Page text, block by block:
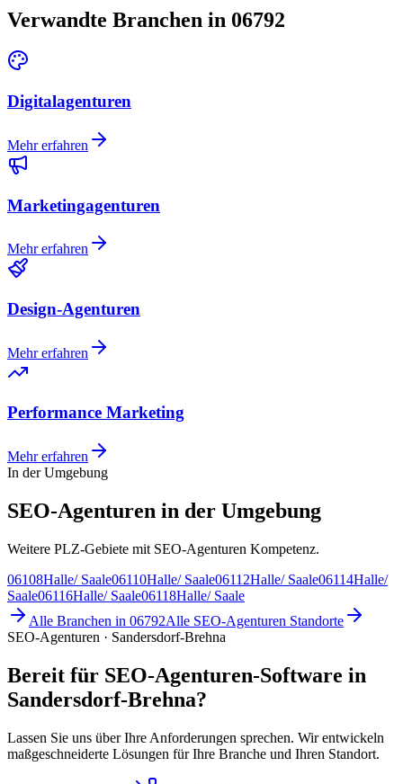
Verwandte Branchen in 06792
Digitalagenturen
Mehr erfahren
Marketingagenturen
Mehr erfahren
Design-Agenturen
Mehr erfahren
Performance Marketing
Mehr erfahren
In der Umgebung
SEO-Agenturen in der Umgebung
Weitere PLZ-Gebiete mit SEO-Agenturen Kompetenz.
06108Halle/ Saale06110Halle/ Saale06112Halle/ Saale06114Halle/
Saale06116Halle/ Saale06118Halle/ Saale
Alle Branchen in 06792Alle SEO-Agenturen Standorte
SEO-Agenturen · Sandersdorf-Brehna
Bereit für SEO-Agenturen-Software in
Sandersdorf-Brehna?
Lassen Sie uns über Ihre Anforderungen sprechen. Wir entwickeln
maßgeschneiderte Lösungen für Ihre Branche und Ihren Standort.